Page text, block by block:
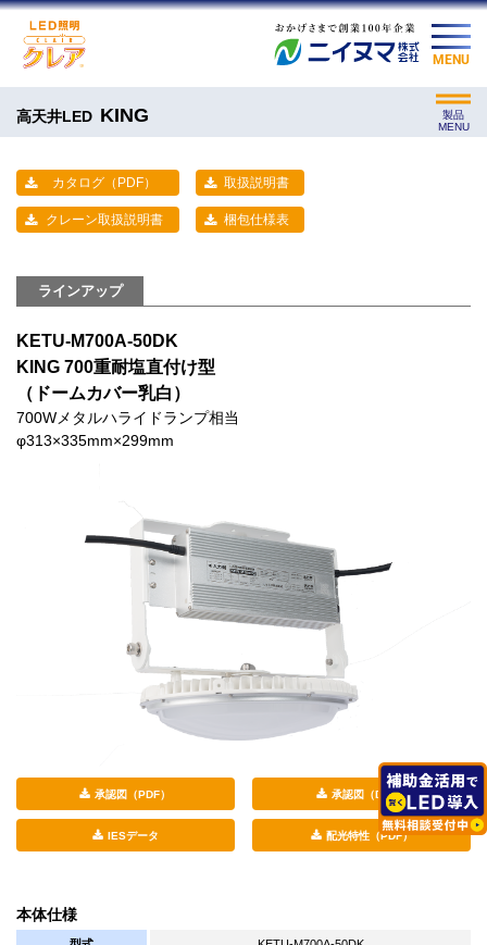
MENU
高天井LED KING
製品
MENU
カタログ（PDF） 取扱説明書
クレーン取扱説明書 梱包仕様表
ラインアップ
KETU-M700A-50DK
KING 700重耐塩直付け型
（ドームカバー乳白）
700Wメタルハライドランプ相当
φ313×335mm×299mm
承認図（PDF） 承認図（DXF）
IESデータ 配光特性（PDF）
本体仕様